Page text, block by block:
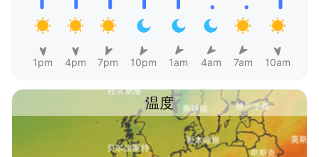
1pm 4pm 7pm 10pm 1am 4am 7am 10am
温度